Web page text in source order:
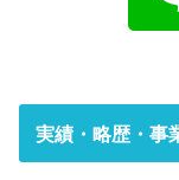
実績・略歴・事